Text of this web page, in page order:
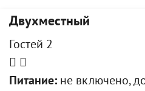
Двухместный
Гостей 2
Питание: не включено,